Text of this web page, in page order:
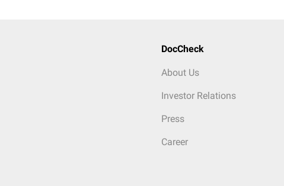
DocCheck
About Us
Investor Relations
Press
Career